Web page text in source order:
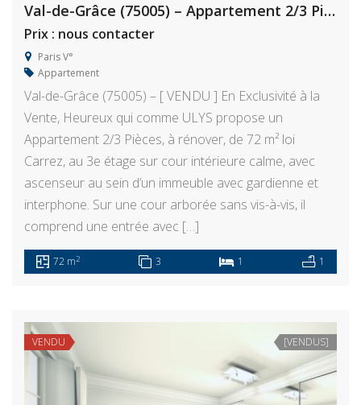
Val-de-Grâce (75005) – Appartement 2/3 Pièces, 72 m², à rénover
Prix : nous contacter
Paris V°
Appartement
Val-de-Grâce (75005) – [ VENDU ] En Exclusivité à la
Vente, Heureux qui comme ULYS propose un
Appartement 2/3 Pièces, à rénover, de 72 m² loi
Carrez, au 3e étage sur cour intérieure calme, avec
ascenseur au sein d’un immeuble avec gardienne et
interphone. Sur une cour arborée sans vis-à-vis, il
comprend une entrée avec […]
72 m2 3 1 1
VENDU [VENDUS]